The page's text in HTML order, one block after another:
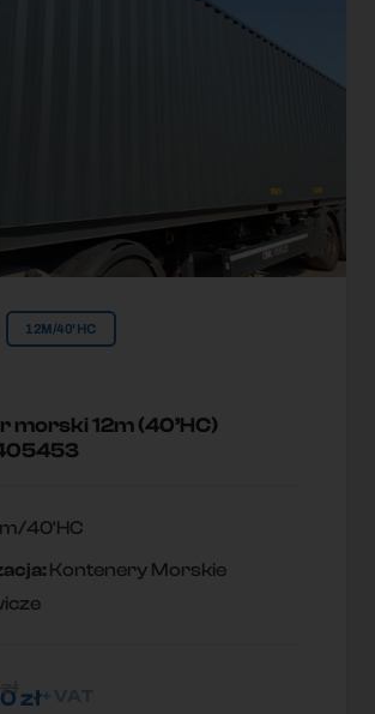
12M/40'HC
morski 12m (40’HC)
40'HC
Kontenery Morskie
zł
zł